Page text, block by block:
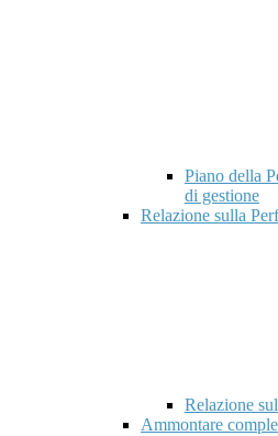
Piano della
di gestione
Relazione sulla
Relazione
Ammontare